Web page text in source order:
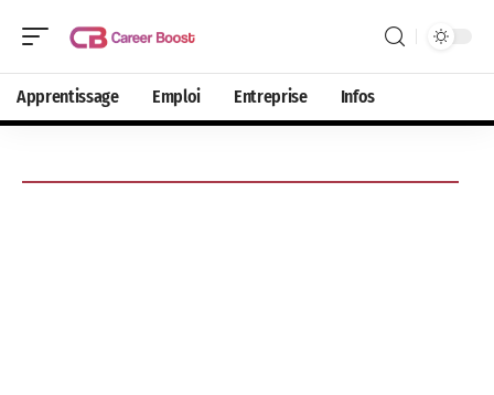
Apprentissage Emploi Entreprise Infos